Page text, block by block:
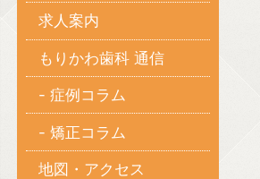
求人案内
もりかわ歯科 通信
- 症例コラム
- 矯正コラム
地図・アクセス